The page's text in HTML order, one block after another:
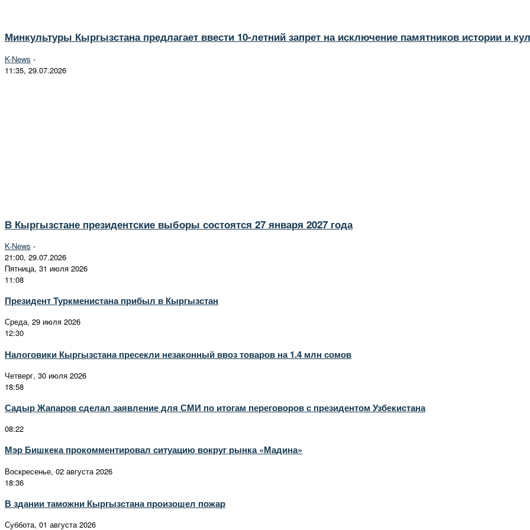
Минкультуры Кыргызстана предлагает ввести 10-летний запрет на исключение памятников истории и
K-News -
11:35, 29.07.2026
В Кыргызстане президентские выборы состоятся 27 января 2027 года
K-News -
21:00, 29.07.2026
Пятница, 31 июля 2026
11:08
Президент Туркменистана прибыл в Кыргызстан
Среда, 29 июля 2026
12:30
Налоговики Кыргызстана пресекли незаконный ввоз товаров на 1.4 млн сомов
Четверг, 30 июля 2026
18:58
Садыр Жапаров сделал заявление для СМИ по итогам переговоров с президентом Узбекистана
08:22
Мэр Бишкека прокомментировал ситуацию вокруг рынка «Мадина»
Воскресенье, 02 августа 2026
18:36
В здании таможни Кыргызстана произошел пожар
Суббота, 01 августа 2026